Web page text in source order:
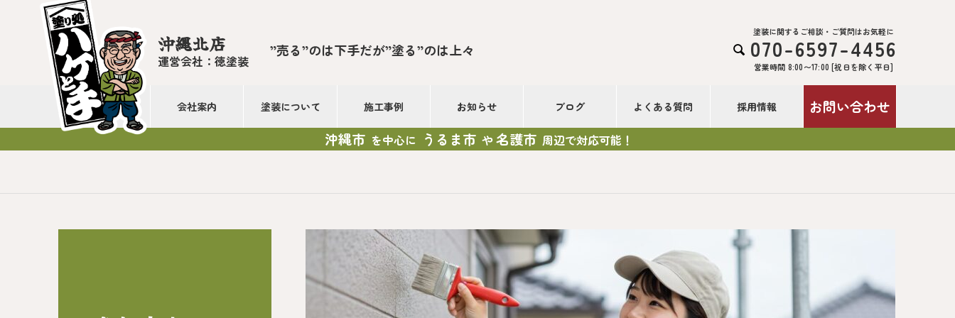
沖縄北店
運営会社：徳塗装
”売る”のは下手だが”塗る”のは上々 
塗装に関するご相談・ご質問はお気軽に
070-6597-4456
営業時間 8:00〜17:00 [祝日を除く平日]
会社案内 塗装について 施工事例 お知らせ ブログ よくある質問 採用情報 お問い合わせ
沖縄市 を中心に うるま市 や名護市 周辺で対応可能！